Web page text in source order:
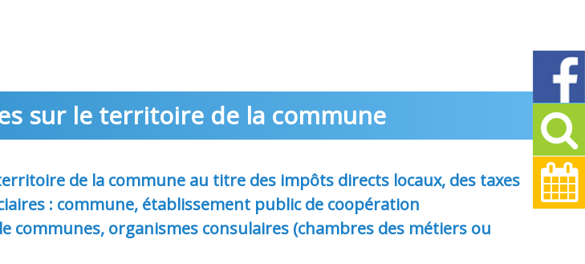
sur le territoire de la commune
de la commune au titre des impôts directs locaux, des taxes
: commune, établissement public de coopération
communes, organismes consulaires (chambres des métiers ou